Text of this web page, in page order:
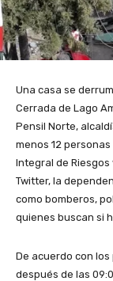
Una casa se
Cerrada de Lago
Pensil Norte,
menos 12
Integral de Riesgos
Twitter, la
como bomberos,
quienes buscan si
De acuerdo con
después de las